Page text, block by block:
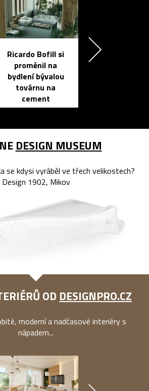
Ricardo Bofill si
proměnil na
bydlení bývalou
továrnu na
cement
DESIGN MUSEUM
se kdysi vyráběl ve třech velikostech?
Design 1902, Mikov
OD DESIGNPRO.CZ
moderní a nadčasové interiéry s
nápadem...